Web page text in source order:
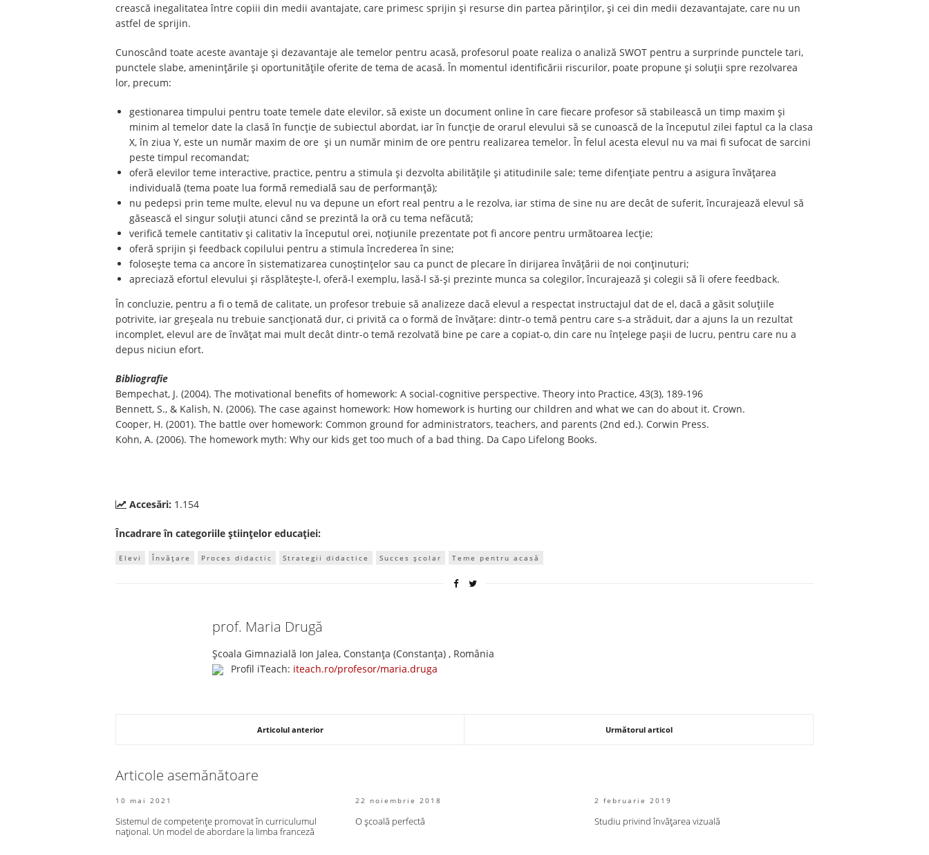
crească inegalitatea între copiii din medii avantajate, care primesc sprijin și resurse din partea părinților, și cei din medii dezavantajate, care nu un
astfel de sprijin.
Cunoscând toate aceste avantaje și dezavantaje ale temelor pentru acasă, profesorul poate realiza o analiză SWOT pentru a surprinde punctele tari,
punctele slabe, amenințările și oportunitățile oferite de tema de acasă. În momentul identificării riscurilor, poate propune și soluții spre rezolvarea
lor, precum:
gestionarea timpului pentru toate temele date elevilor, să existe un document online în care fiecare profesor să stabilească un timp maxim și
minim al temelor date la clasă în funcție de subiectul abordat, iar în funcție de orarul elevului să se cunoască de la începutul zilei faptul ca la clasa
X, în ziua Y, este un număr maxim de ore și un număr minim de ore pentru realizarea temelor. În felul acesta elevul nu va mai fi sufocat de sarcini
peste timpul recomandat;
oferă elevilor teme interactive, practice, pentru a stimula și dezvolta abilitățile și atitudinile sale; teme difențiate pentru a asigura învățarea
individuală (tema poate lua formă remedială sau de performanță);
nu pedepsi prin teme multe, elevul nu va depune un efort real pentru a le rezolva, iar stima de sine nu are decât de suferit, încurajează elevul să
găsească el singur soluții atunci când se prezintă la oră cu tema nefăcută;
verifică temele cantitativ și calitativ la începutul orei, noțiunile prezentate pot fi ancore pentru următoarea lecție;
oferă sprijin și feedback copilului pentru a stimula încrederea în sine;
folosește tema ca ancore în sistematizarea cunoștințelor sau ca punct de plecare în dirijarea învățării de noi conținuturi;
apreciază efortul elevului și răsplătește-l, oferă-l exemplu, lasă-l să-și prezinte munca sa colegilor, încurajează și colegii să îi ofere feedback.
În concluzie, pentru a fi o temă de calitate, un profesor trebuie să analizeze dacă elevul a respectat instructajul dat de el, dacă a găsit soluțiile
potrivite, iar greșeala nu trebuie sancționată dur, ci privită ca o formă de învățare: dintr-o temă pentru care s-a străduit, dar a ajuns la un rezultat
incomplet, elevul are de învățat mai mult decât dintr-o temă rezolvată bine pe care a copiat-o, din care nu înțelege pașii de lucru, pentru care nu a
depus niciun efort.
Bibliografie
Bempechat, J. (2004). The motivational benefits of homework: A social-cognitive perspective. Theory into Practice, 43(3), 189-196
Bennett, S., & Kalish, N. (2006). The case against homework: How homework is hurting our children and what we can do about it. Crown.
Cooper, H. (2001). The battle over homework: Common ground for administrators, teachers, and parents (2nd ed.). Corwin Press.
Kohn, A. (2006). The homework myth: Why our kids get too much of a bad thing. Da Capo Lifelong Books.
Accesări: 1.154
Încadrare în categoriile științelor educației:
Elevi Învățare Proces didactic Strategii didactice Succes școlar Teme pentru acasă
prof. Maria Drugă
Școala Gimnazială Ion Jalea, Constanța (Constanţa) , România
Profil iTeach: iteach.ro/profesor/maria.druga
Articolul anterior Următorul articol
Articole asemănătoare
10 mai 2021
Sistemul de competențe promovat în curriculumul
național. Un model de abordare la limba franceză
22 noiembrie 2018
O școală perfectă
2 februarie 2019
Studiu privind învățarea vizuală